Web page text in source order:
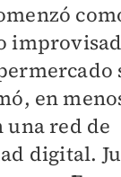
en
una red de
digital.